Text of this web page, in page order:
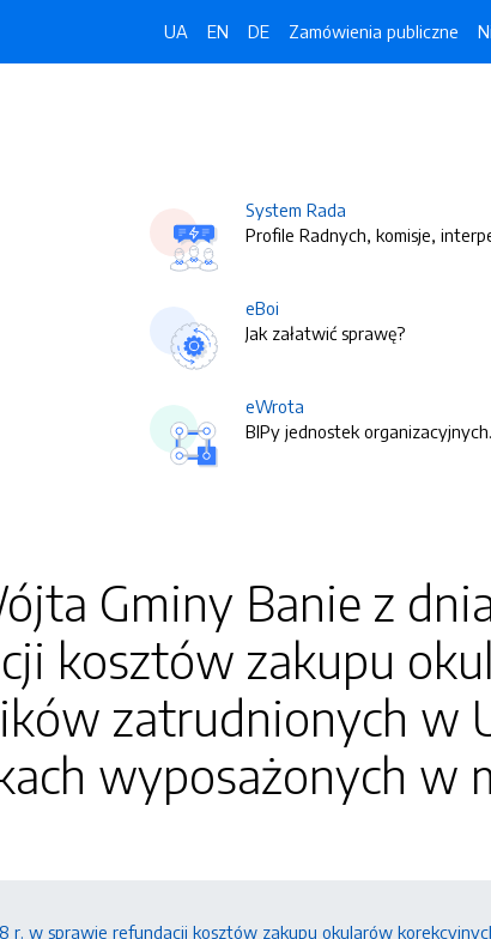
UA EN DE Zamówienia publiczne
System Rada
Profile Radnych, komisje,
eBoi
Jak załatwić sprawę?
eWrota
BIPy jednostek organizacyjnych.
Gminy Banie z
kosztów zakupu
zatrudnionych w
wyposażonych w
r. w sprawie refundacji kosztów zakupu okularów